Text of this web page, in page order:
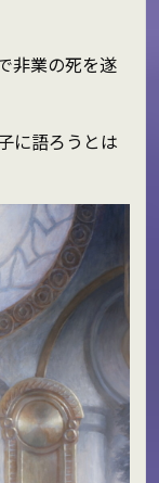
非業の死を遂
に語ろうとは